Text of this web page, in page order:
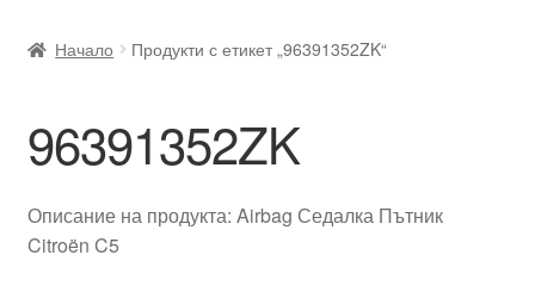
Доставка по целия свят
Жалби
Количка
Начало Продукти с етикет „96391352ZK“
96391352ZK
Описание на продукта: Airbag Седалка Пътник
Citroën C5